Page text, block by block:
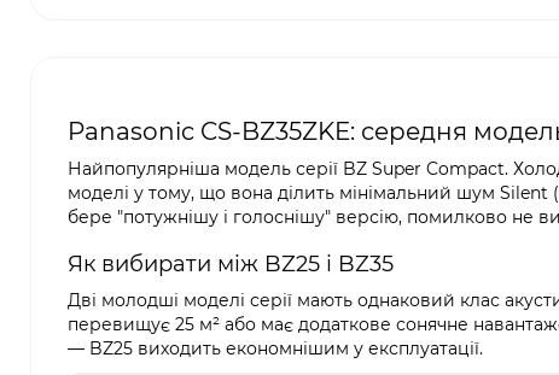
Panasonic CS-BZ35ZKE: середня
Найпопулярніша модель серії BZ Super Compact.
моделі у тому, що вона ділить мінімальний шум Silent
бере "потужнішу і голоснішу" версію, помилково не
Як вибирати між BZ25 і BZ35
Дві молодші моделі серії мають однаковий клас
перевищує 25 м² або має додаткове сонячне
— BZ25 виходить економнішим у експлуатації.